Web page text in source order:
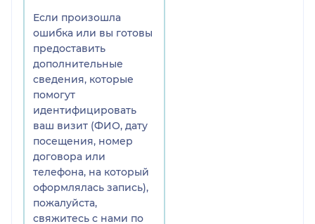
мне десну можно было
честно сказать что
импланты вообще
установлены
неправильно!
От всего произошедшего
я получила сильный
стресс!
Позже неправильно
установленные импланты
пришлось удалить.
Если произошла
ошибка или вы готовы
предоставить
дополнительные
сведения, которые
помогут
идентифицировать
ваш визит (ФИО, дату
посещения, номер
договора или
телефона, на который
оформлялась запись),
пожалуйста,
свяжитесь с нами по